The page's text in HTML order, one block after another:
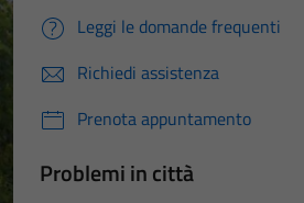
Leggi le domande frequenti
Richiedi assistenza
Prenota appuntamento
Problemi in città